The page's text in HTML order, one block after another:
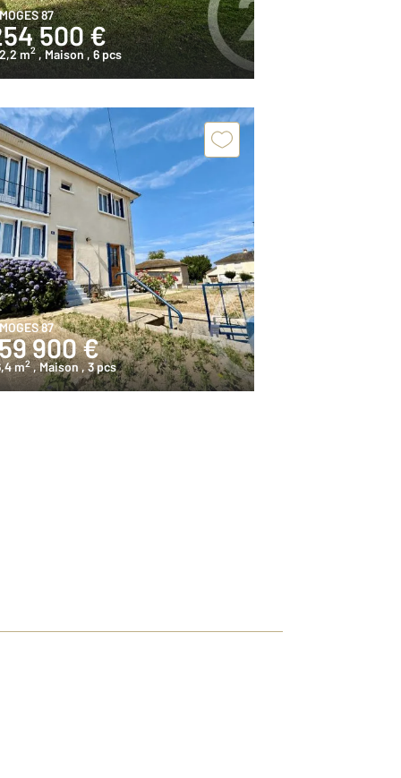
87
500 €
m2 , Maison, 6 pcs
87
900 €
m2 , Maison , 3 pcs